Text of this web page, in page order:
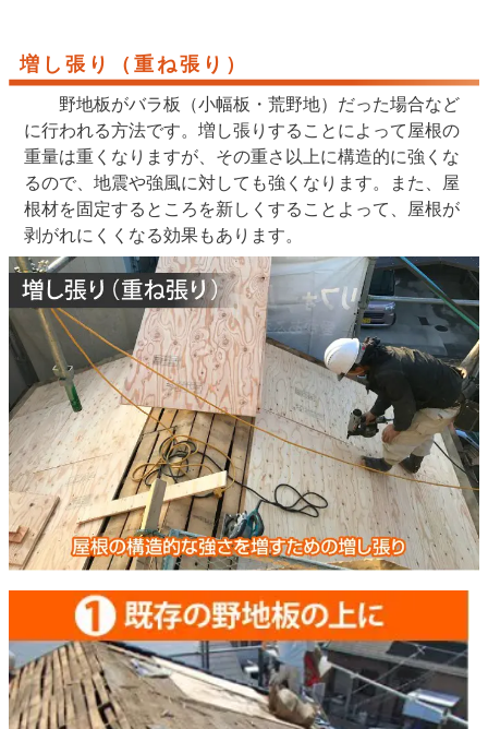
増し張り（重ね張り）
野地板がバラ板（小幅板・荒野地）だった場合など
に行われる方法です。増し張りすることによって屋根の
重量は重くなりますが、その重さ以上に構造的に強くな
るので、地震や強風に対しても強くなります。また、屋
根材を固定するところを新しくすることよって、屋根が
剥がれにくくなる効果もあります。